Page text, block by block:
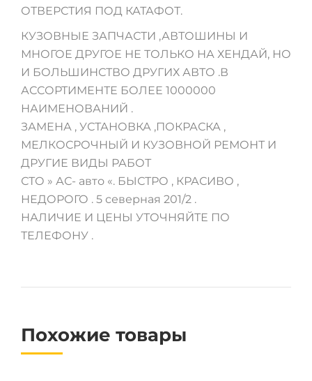
ОТВЕРСТИЯ ПОД КАТАФОТ.
КУЗОВНЫЕ ЗАПЧАСТИ ,АВТОШИНЫ И
МНОГОЕ ДРУГОЕ НЕ ТОЛЬКО НА ХЕНДАЙ, НО
И БОЛЬШИНСТВО ДРУГИХ АВТО .В
АССОРТИМЕНТЕ БОЛЕЕ 1000000
НАИМЕНОВАНИЙ .
ЗАМЕНА , УСТАНОВКА ,ПОКРАСКА ,
МЕЛКОСРОЧНЫЙ И КУЗОВНОЙ РЕМОНТ И
ДРУГИЕ ВИДЫ РАБОТ
СТО » АС- авто «. БЫСТРО , КРАСИВО ,
НЕДОРОГО . 5 северная 201/2 .
НАЛИЧИЕ И ЦЕНЫ УТОЧНЯЙТЕ ПО
ТЕЛЕФОНУ .
Похожие товары